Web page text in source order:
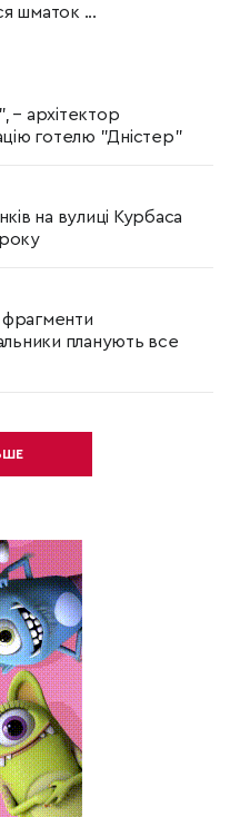
шматок ...
– архітектор
готелю "Дністер"
на вулиці Курбаса
фрагменти
планують все